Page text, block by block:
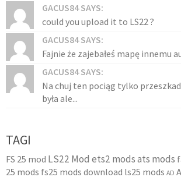
GACUS84 SAYS:
could you upload it to LS22 ?
GACUS84 SAYS:
Fajnie że zajebałeś mapę innemu
GACUS84 SAYS:
Na chuj ten pociąg tylko
była ale...
TAGI
FS 25 mod LS22 Mod ets2 modsats mods
25 mods fs25 mods download ls25 mods AD